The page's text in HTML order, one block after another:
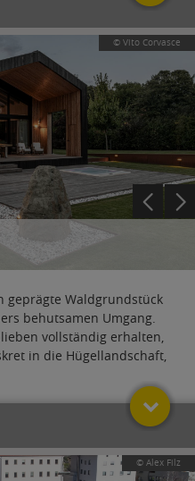
© Vito Corvasce
geprägte Waldgrundstück
behutsamen Umgang.
vollständig erhalten,
in die Hügellandschaft,
© Alex Filz